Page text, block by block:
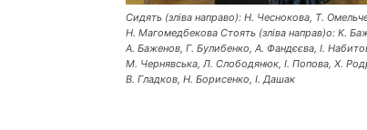
Сидять (зліва направо): Н. Чеснокова, Т.
Н. Магомедбекова Стоять (зліва направ)о: К.
А. Баженов, Г. Булибенко, А. Фандєєва, І.
М. Чернявська, Л. Слободянюк, І. Попова, Х.
В. Гладков, Н. Борисенко, І. Дашак